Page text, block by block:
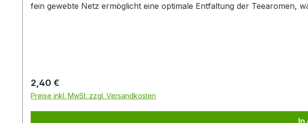
fein gewebte Netz ermöglicht eine optimale Entfaltung der Teearomen, während es
Regulärer Preis:
2,40 €
Preise inkl. MwSt. zzgl. Versandkosten
In